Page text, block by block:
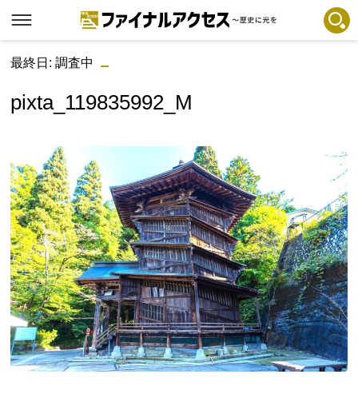
ファイナルアクセスとは
プライバシーポリシー
お問合せ
免責事項
不具合・報告事項
記事掲載基準
運営
特定商取引法に基づく表記
フリーワードで探す
最終日: 調査中
pixta_119835992_M